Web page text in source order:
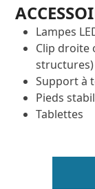
Lampes
Clip droite
structures)
Support à
Pieds
Tablettes